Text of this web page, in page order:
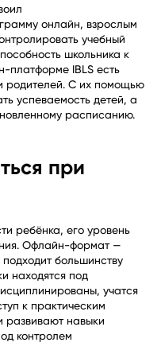
онлайн, взрослым
учебный
школьника к
платформе IBLS есть
родителей. С их помощью
успеваемость детей, а
расписанию.
при
ребёнка, его уровень
Офлайн-формат —
большинству
находятся под
учатся
к практическим
развивают навыки
контролем